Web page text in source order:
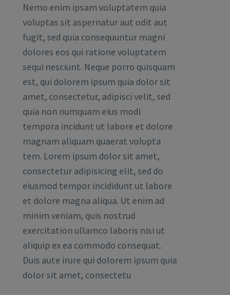
Nemo enim ipsam voluptatem quia
voluptas sit aspernatur aut odit aut
fugit, sed quia consequuntur magni
dolores eos qui ratione voluptatem
sequi nesciunt. Neque porro quisquam
est, qui dolorem ipsum quia dolor sit
amet, consectetur, adipisci velit, sed
quia non numquam eius modi
tempora incidunt ut labore et dolore
magnam aliquam quaerat volupta
tem. Lorem ipsum dolor sit amet,
consectetur adipisicing elit, sed do
eiusmod tempor incididunt ut labore
et dolore magna aliqua. Ut enim ad
minim veniam, quis nostrud
exercitation ullamco laboris nisi ut
aliquip ex ea commodo consequat.
Duis aute irure qui dolorem ipsum quia
dolor sit amet, consectetu